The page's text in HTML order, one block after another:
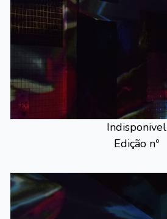
Indisponivel
Edição nº